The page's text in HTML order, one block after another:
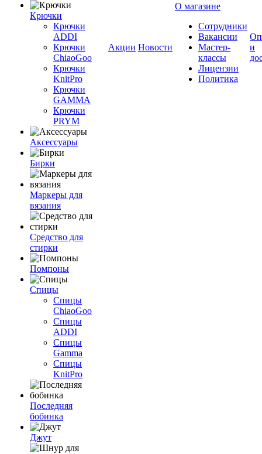
Крючки
Крючки
ADDI
Крючки
ChiaoGoo
Крючки
KnitPro
Крючки
GAMMA
Крючки
PRYM
Аксессуары
Бирки
Маркеры для
вязания
Средство для
стирки
Помпоны
Спицы
Спицы
ChiaoGoo
Спицы
ADDI
Спицы
Gamma
Спицы
KnitPro
Последняя
бобинка
Джут
Акции Новости
О магазине
Сотрудники
Вакансии
Мастер-
классы
Лицензии
Политика
и